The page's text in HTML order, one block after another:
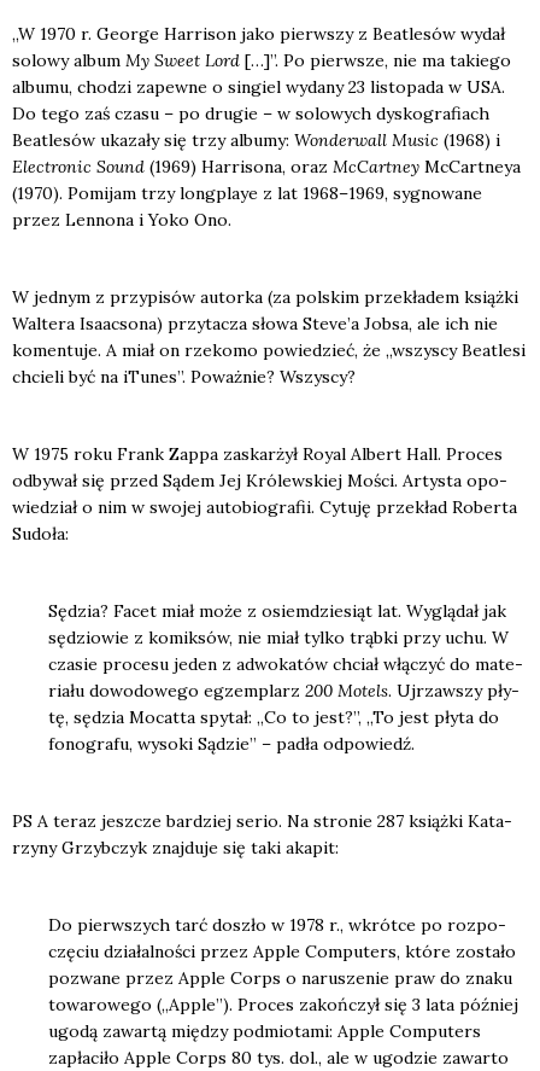
„W 1970 r. Geo­r­ge Har­ri­son jako pierw­szy z Beatle­sów wydał
solo­wy album My Swe­et Lord […]”. Po pierw­sze, nie ma takie­go
albu­mu, cho­dzi zapew­ne o sin­giel wyda­ny 23 listo­pa­da w USA.
Do tego zaś cza­su – po dru­gie – w solo­wych dys­ko­gra­fiach
Beatle­sów uka­za­ły się trzy albu­my: Won­der­wall Music (1968) i
Elec­tro­nic Sound (1969) Har­ri­so­na, oraz McCart­ney McCart­neya
(1970). Pomi­jam trzy long­playe z lat 1968–1969, sygno­wa­ne
przez Len­no­na i Yoko Ono.
W jed­nym z przy­pi­sów autor­ka (za pol­skim prze­kła­dem książ­ki
Wal­te­ra Isa­ac­so­na) przy­ta­cza sło­wa Steve’a Job­sa, ale ich nie
komen­tu­je. A miał on rze­ko­mo powie­dzieć, że „wszy­scy Beatle­si
chcie­li być na iTu­nes”. Poważ­nie? Wszy­scy?
W 1975 roku Frank Zap­pa zaskar­żył Roy­al Albert Hall. Pro­ces
odby­wał się przed Sądem Jej Kró­lew­skiej Mości. Arty­sta opo­
wie­dział o nim w swo­jej auto­bio­gra­fii. Cytu­ję prze­kład Rober­ta
Sudo­ła:
Sędzia? Facet miał może z osiem­dzie­siąt lat. Wyglą­dał jak
sędzio­wie z komik­sów, nie miał tyl­ko trąb­ki przy uchu. W
cza­sie pro­ce­su jeden z adwo­ka­tów chciał włą­czyć do mate­
ria­łu dowo­do­we­go egzem­plarz 200 Motels. Ujrzaw­szy pły­
tę, sędzia Mocat­ta spy­tał: „Co to jest?”, „To jest pły­ta do
fono­gra­fu, wyso­ki Sądzie” – padła odpo­wiedź.
PS A teraz jesz­cze bar­dziej serio. Na stro­nie 287 książ­ki Kata­
rzy­ny Grzyb­czyk znaj­du­je się taki aka­pit:
Do pierw­szych tarć doszło w 1978 r., wkrót­ce po roz­po­
czę­ciu dzia­łal­no­ści przez Apple Com­pu­ters, któ­re zosta­ło
pozwa­ne przez Apple Corps o naru­sze­nie praw do zna­ku
towa­ro­we­go („Apple”). Pro­ces zakoń­czył się 3 lata póź­niej
ugo­dą zawar­tą mię­dzy pod­mio­ta­mi: Apple Com­pu­ters
zapła­ci­ło Apple Corps 80 tys. dol., ale w ugo­dzie zawar­to